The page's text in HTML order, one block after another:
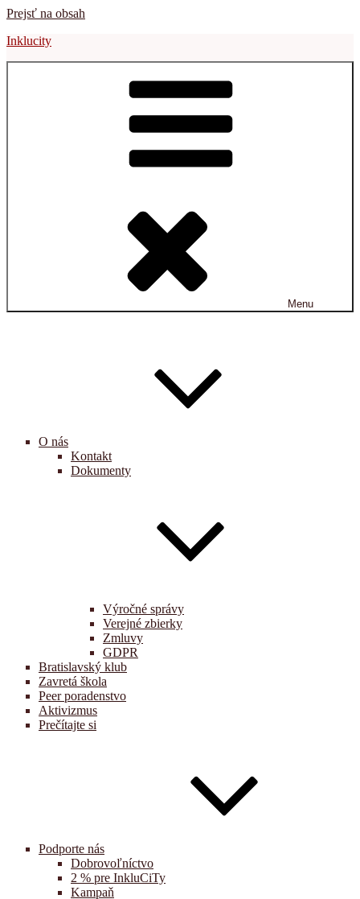
Prejsť na obsah
Inklucity
Menu
O nás
Kontakt
Dokumenty
Výročné správy
Verejné zbierky
Zmluvy
GDPR
Bratislavský klub
Zavretá škola
Peer poradenstvo
Aktivizmus
Prečítajte si
Podporte nás
Dobrovoľníctvo
2 % pre InkluCiTy
Kampaň